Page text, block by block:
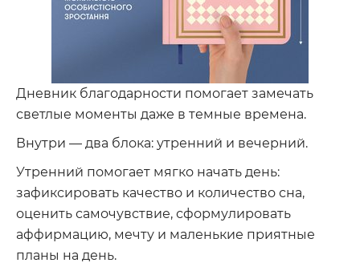
Дневник благодарности помогает замечать
светлые моменты даже в темные времена.
Внутри — два блока: утренний и вечерний.
Утренний помогает мягко начать день:
зафиксировать качество и количество сна,
оценить самочувствие, сформулировать
аффирмацию, мечту и маленькие приятные
планы на день.